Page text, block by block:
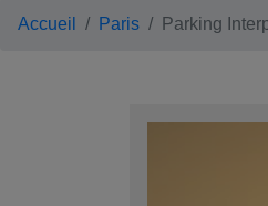
Accueil Paris Parking